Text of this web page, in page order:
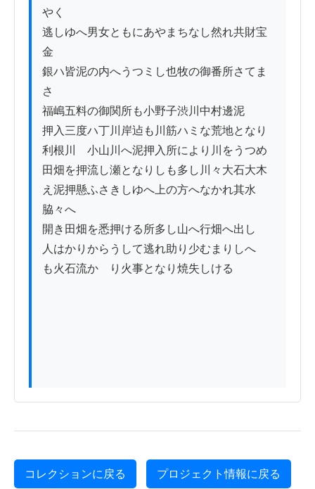
やく
逃しゆへ男女ともにあやまちなし然れ共財宝
金
銀ハ皆泥の内へうつミし也牧の御番所さてま
さ
福嶋五料の御関所も小野子渋川中村邊泥
押入三度ハ丁川岸迠も川筋ハミな荒地となり
利根川ゟ小山川へ泥押入所により川をうつめ
田畑を押流し瀬となりしも多し川々大石大木
え泥押懸ふさきしゆへ上の方へなかれ其水
脇々へ
開き田畑を悉押ける所多し山へ行畑へ出し
人はかりからうして逃れ助り少むまりしへ
も火石流かゝり火事となり焼失しける
コレクションに戻る プロジェクト情報に戻る